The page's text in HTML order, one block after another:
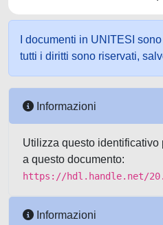
I documenti in UNITESI
tutti i diritti sono riservati,
Informazioni
Utilizza questo identificativo
a questo documento:
https://hdl.handle.net/
Informazioni